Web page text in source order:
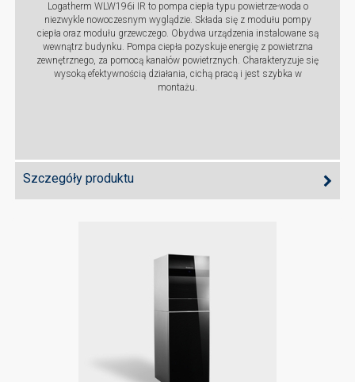
Logatherm WLW196i IR to pompa ciepła typu powietrze-woda o
niezwykle nowoczesnym wyglądzie. Składa się z modułu pompy
ciepła oraz modułu grzewczego. Obydwa urządzenia instalowane są
wewnątrz budynku. Pompa ciepła pozyskuje energię z powietrzna
zewnętrznego, za pomocą kanałów powietrznych. Charakteryzuje się
wysoką efektywnością działania, cichą pracą i jest szybka w
montażu.
Szczegóły produktu